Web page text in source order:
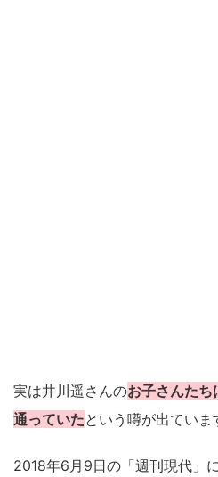
実は井川遥さんのお子さんたち
通っていたという噂が出ていま
2018年6月9日の「週刊現代」に